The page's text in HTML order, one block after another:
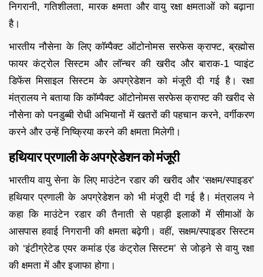
निगरानी, गतिशीलता, मारक क्षमता और वायु रक्षा क्षमताओं को बढ़ाना
है।
भारतीय नौसेना के लिए कॉम्पैक्ट ऑटोनोमस सरफेस क्राफ्ट, ब्रह्मोस
फायर कंट्रोल सिस्टम और लॉन्चर की खरीद और बाराक-1 प्वाइंट
डिफेंस मिसाइल सिस्टम के अपग्रेडेशन को मंजूरी दी गई है। रक्षा
मंत्रालय ने बताया कि कॉम्पैक्ट ऑटोनोमस सरफेस क्राफ्ट की खरीद से
नौसेना को पनडुब्बी रोधी अभियानों में खतरों की पहचान करने, वर्गीकरण
करने और उन्हें निष्क्रिया करने की क्षमता मिलेगी।
हथियार प्रणाली के अपग्रेडेशन को मंजूरी
भारतीय वायु सेना के लिए माउंटेन रडार की खरीद और ‘सक्षम/स्पाइडर’
हथियार प्रणाली के अपग्रेडेशन को भी मंजूरी दी गई है। मंत्रालय ने
कहा कि माउंटेन रडार की तैनाती से पहाड़ी इलाकों में सीमाओं के
आसपास हवाई निगरानी की क्षमता बढ़ेगी। वहीं, सक्षम/स्पाइडर सिस्टम
को ‘इंटीग्रेटेड एयर कमांड एंड कंट्रोल सिस्टम’ से जोड़ने से वायु रक्षा
की क्षमता में और इजाफा होगा।